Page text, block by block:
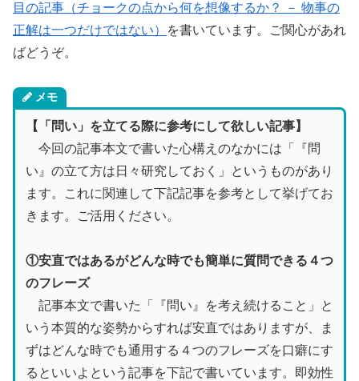
目の記事（チョークの点から何を想像するか？ － 物事の
正解は一つだけではない）
を書いています。ご関心があれ
ばどうぞ。
メモ
【「問い」を立てる際に参考にして欲しい記事】
今回の記事本文で書いた心構えのなかには「『問
い』の立て方は日々研究しておく」というものがあり
ます。これに関連して下記記事を参考として挙げてお
きます。ご活用ください。
①安直ではあるがどんな時でも簡単に質問できる４つ
のフレーズ
記事本文で書いた「『問い』を考え続けること」と
いう本質的な姿勢からすれば安直ではありますが、ま
ずはどんな時でも通用する４つのフレーズを口癖にす
るといいよという記事を下記で書いています。即効性